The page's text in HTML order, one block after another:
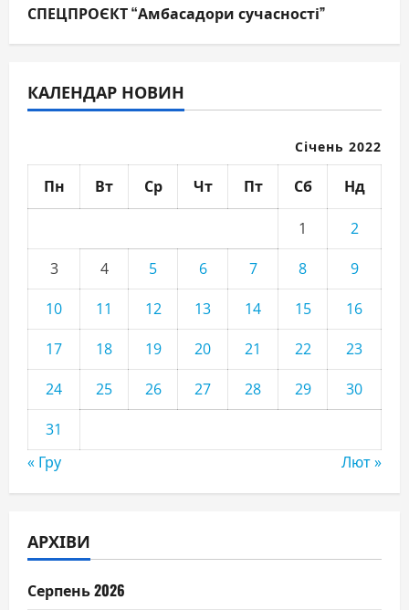
СПЕЦПРОЄКТ “Амбасадори сучасності”
КАЛЕНДАР НОВИН
Січень 2022
Пн Вт Ср Чт Пт Сб Нд
1
2
3
4 5 6 7 8
9
10
11 12 13 14 15
16
17
18 19 20 21 22
23
24
25 26 27 28 29
30
31
« Гру
Лют »
АРХІВИ
Серпень 2026